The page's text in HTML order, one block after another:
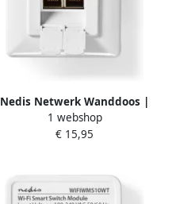
Nedis Netwerk Wanddoos |
Inbouw | 2 poort(en) | CAT6
| Recht | Female | Goud
1 webshop
€ 15,95